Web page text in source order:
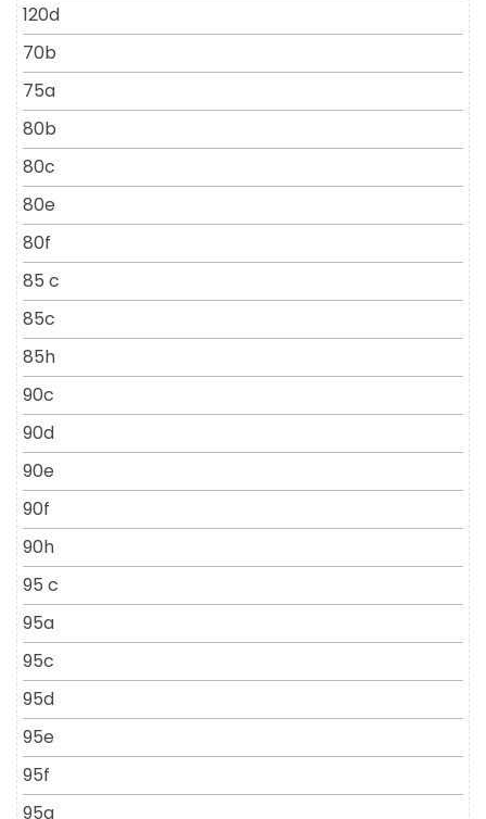
120d
70b
75a
80b
80c
80e
80f
85 c
85c
85h
90c
90d
90e
90f
90h
95 c
95a
95c
95d
95e
95f
95g